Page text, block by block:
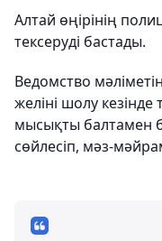
Алтай өңірінің
тексеруді бастады.
Ведомство
желіні шолу
мысықты балтамен
сөйлесіп, мәз-